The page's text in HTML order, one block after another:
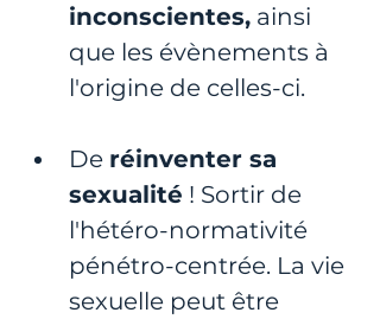
inconscientes, ainsi
que les évènements à
l'origine de celles-ci.
De réinventer sa
sexualité ! Sortir de
l'hétéro-normativité
pénétro-centrée. La vie
sexuelle peut être